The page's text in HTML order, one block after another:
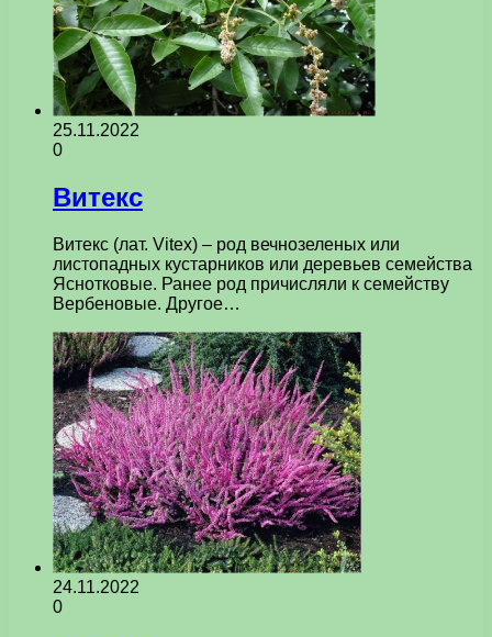
25.11.2022
0
Витекс
Витекс (лат. Vitex) – род вечнозеленых или
листопадных кустарников или деревьев семейства
Яснотковые. Ранее род причисляли к семейству
Вербеновые. Другое…
24.11.2022
0